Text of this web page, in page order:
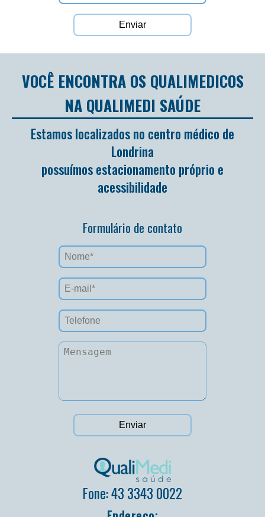
VOCÊ ENCONTRA OS QUALIMEDICOS
NA QUALIMEDI SAÚDE
Estamos localizados no centro médico de
Londrina
possuímos estacionamento próprio e
acessibilidade
Formulário de contato
Fone: 43 3343 0022